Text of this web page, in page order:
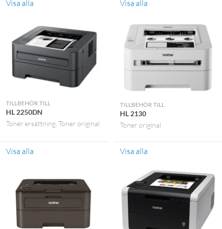
Visa alla Visa alla
TILLBEHÖR TILL
HL 2250DN
Toner ersättning Toner original
Visa alla
TILLBEHÖR TILL
HL 2130
Toner original
Visa alla